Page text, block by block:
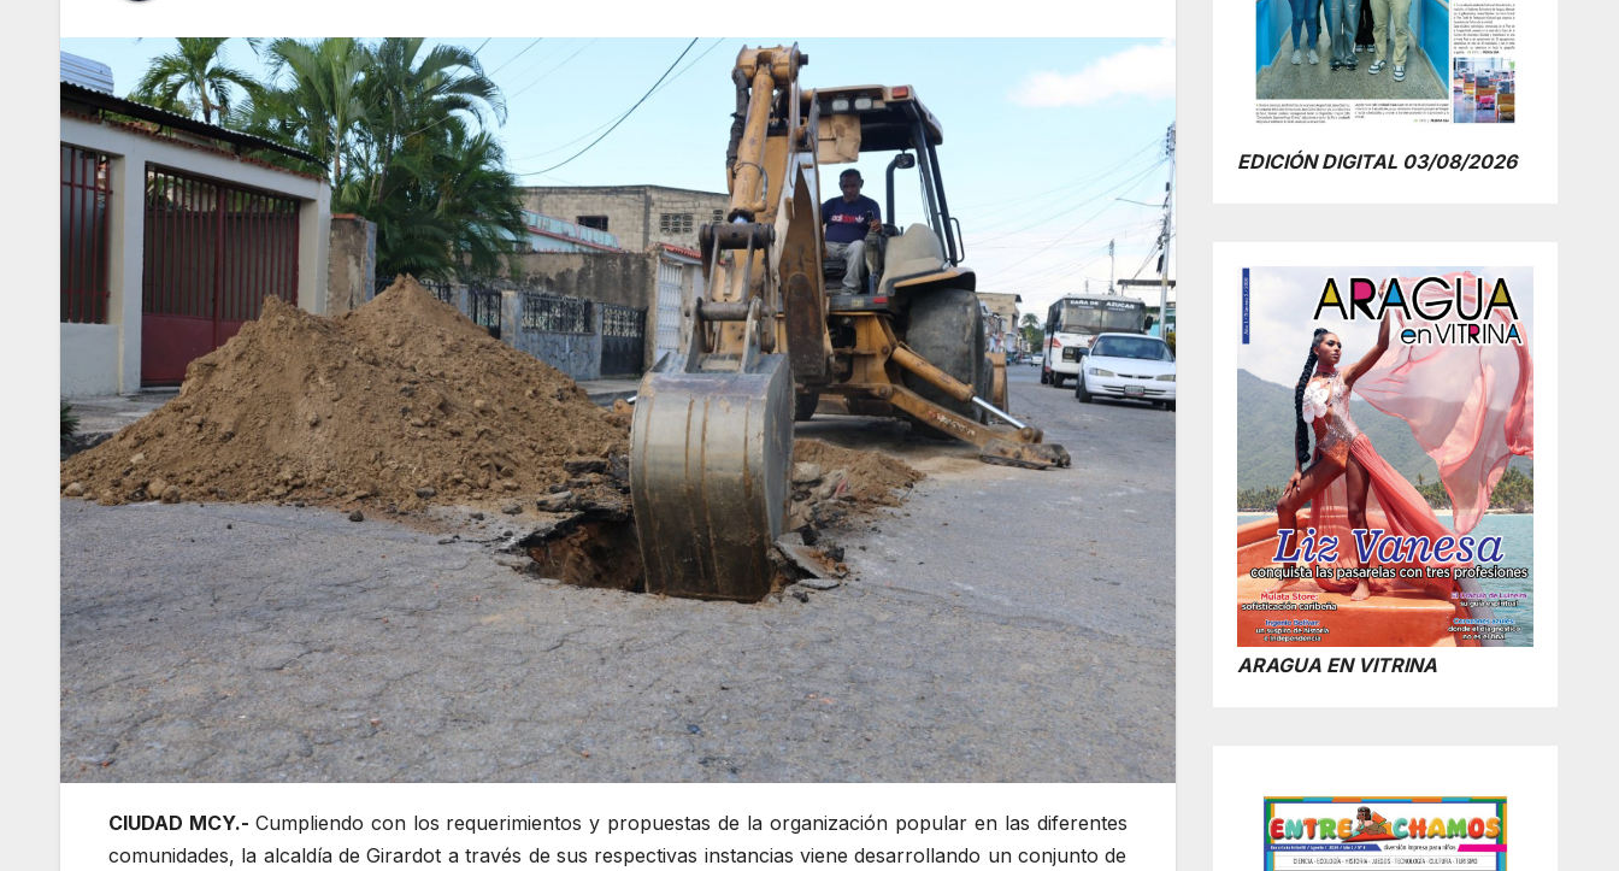
CIUDAD MCY.- Cumpliendo con los requerimientos y propuestas de la organización popular en las diferentes
comunidades, la alcaldía de Girardot a través de sus respectivas instancias viene desarrollando un conjunto de
EDICIÓN DIGITAL 03/08/2026
ARAGUA EN VITRINA